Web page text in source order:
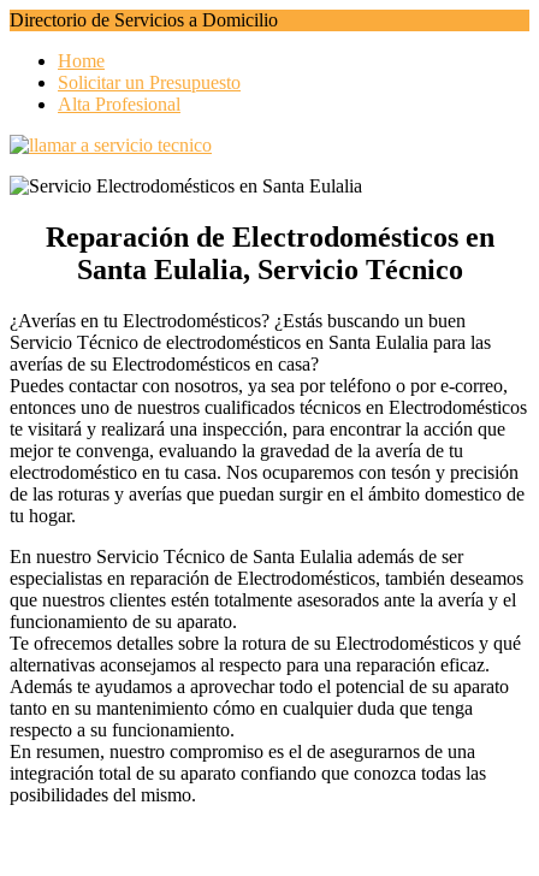
Directorio de Servicios a Domicilio
Home
Solicitar un Presupuesto
Alta Profesional
Reparación de Electrodomésticos en
Santa Eulalia, Servicio Técnico
¿Averías en tu Electrodomésticos? ¿Estás buscando un buen
Servicio Técnico de electrodomésticos en Santa Eulalia para las
averías de su Electrodomésticos en casa?
Puedes contactar con nosotros, ya sea por teléfono o por e-correo,
entonces uno de nuestros cualificados técnicos en Electrodomésticos
te visitará y realizará una inspección, para encontrar la acción que
mejor te convenga, evaluando la gravedad de la avería de tu
electrodoméstico en tu casa. Nos ocuparemos con tesón y precisión
de las roturas y averías que puedan surgir en el ámbito domestico de
tu hogar.
En nuestro Servicio Técnico de Santa Eulalia además de ser
especialistas en reparación de Electrodomésticos, también deseamos
que nuestros clientes estén totalmente asesorados ante la avería y el
funcionamiento de su aparato.
Te ofrecemos detalles sobre la rotura de su Electrodomésticos y qué
alternativas aconsejamos al respecto para una reparación eficaz.
Además te ayudamos a aprovechar todo el potencial de su aparato
tanto en su mantenimiento cómo en cualquier duda que tenga
respecto a su funcionamiento.
En resumen, nuestro compromiso es el de asegurarnos de una
integración total de su aparato confiando que conozca todas las
posibilidades del mismo.